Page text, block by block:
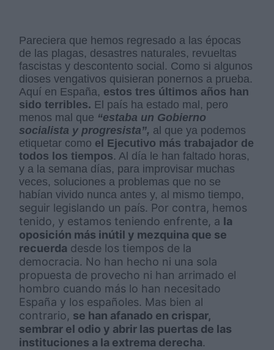
Pareciera que hemos regresado a las épocas
de las plagas, desastres naturales, revueltas
fascistas y descontento social. Como si algunos
dioses vengativos quisieran ponernos a prueba.
Aquí en España, estos tres últimos años han
sido terribles. El país ha estado mal, pero
menos mal que “estaba un Gobierno
socialista y progresista”, al que ya podemos
etiquetar como el Ejecutivo más trabajador de
todos los tiempos. Al día le han faltado horas,
y a la semana días, para improvisar muchas
veces, soluciones a problemas que no se
habían vivido nunca antes y, al mismo tiempo,
seguir legislando un país. Por contra, hemos
tenido, y estamos teniendo enfrente, a la
oposición más inútil y mezquina que se
recuerda desde los tiempos de la
democracia. No han hecho ni una sola
propuesta de provecho ni han arrimado el
hombro cuando más lo han necesitado
España y los españoles. Mas bien al
contrario, se han afanado en crispar,
sembrar el odio y abrir las puertas de las
instituciones a la extrema derecha.